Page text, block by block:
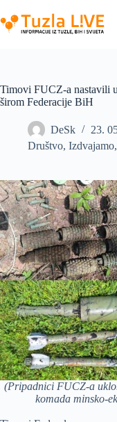
to
content
Timovi FUCZ-a nastavili
širom Federacije BiH
DeSk
23.
Društvo, Izdvajamo,
(Pripadnici FUCZ-a
komada minsko-